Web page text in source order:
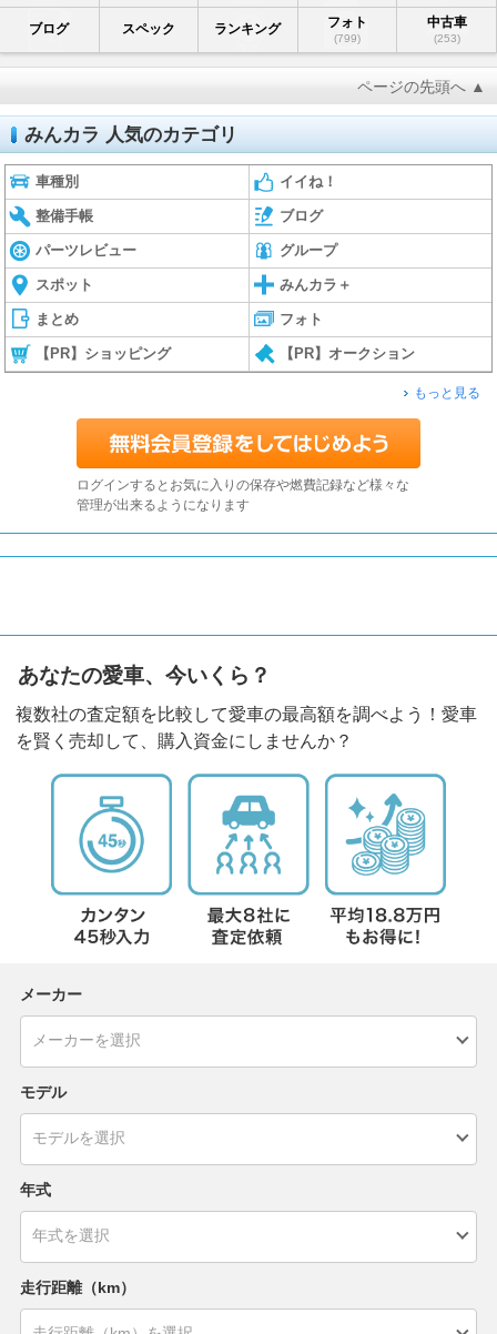
ブログ スペック ランキング フォト
(799)
中古車
(253)
ページの先頭へ ▲
みんカラ 人気のカテゴリ
車種別 イイね！
整備手帳 ブログ
パーツレビュー グループ
スポット みんカラ＋
まとめ フォト
【PR】ショッピング 【PR】オークション
もっと見る
ログインするとお気に入りの保存や燃費記録など様々な
管理が出来るようになります
あなたの愛車、今いくら？
複数社の査定額を比較して愛車の最高額を調べよう！愛車
を賢く売却して、購入資金にしませんか？
メーカー
モデル
年式
走行距離（km）